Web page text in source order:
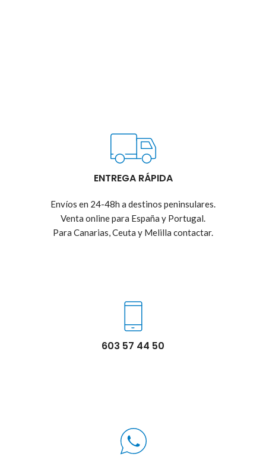
ENTREGA RÁPIDA
Envíos en 24-48h a destinos peninsulares.
Venta online para España y Portugal.
Para Canarias, Ceuta y Melilla contactar.
603 57 44 50